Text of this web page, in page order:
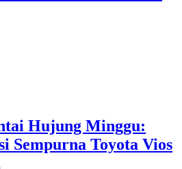
Hujung Minggu:
Sempurna Toyota Vios